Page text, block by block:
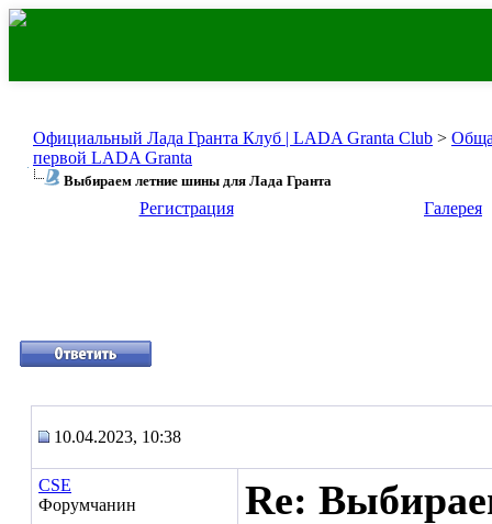
Официальный Лада Гранта Клуб | LADA Granta Club >
первой LADA Granta
Выбираем летние шины для Лада Гранта
Регистрация Галерея
10.04.2023, 10:38
CSE
Форумчанин
Re: